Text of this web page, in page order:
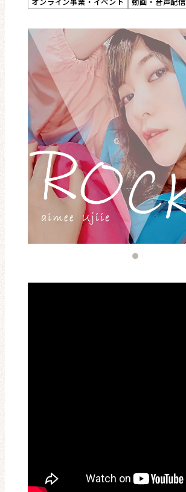
連載・コラム
レビュー・レコメンド
まちりょくについて